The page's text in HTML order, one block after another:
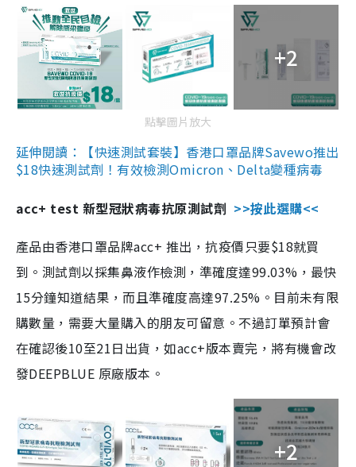
+2
點擊圖片放大
延伸閱讀：【快速測試套裝】香港口罩品牌Savewo推出
$18快速測試劑！有效檢測Omicron、Delta變種病毒
acc+ test 新型冠狀病毒抗原測試劑 >>按此選購<<
產品由香港口罩品牌acc+ 推出，抗疫價只要$18就買
到。測試劑以採集鼻液作檢測，準確度達99.03%，最快
15分鐘知道結果，而且準確度高達97.25%。目前未有限
購數量，需要大量購入的朋友可留意。不過訂單預計會
在確認後10至21日出貨，如acc+版本賣完，將有機會改
發DEEPBLUE 原廠版本。
+2